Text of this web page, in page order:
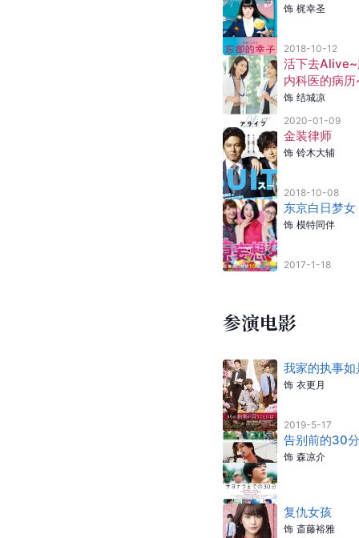
饰 梶幸圣
2018-10-12
活下去
内科医的病
饰 结城凉
2020-01-09
金装律师
饰 铃木大辅
2018-10-08
东京白日梦女
饰 模特同伴
2017-1-18
参演电影
我家的执事如
饰 衣更月
2019-5-17
告别前的30
饰 森凉介
复仇女孩
饰 斎藤裕雅